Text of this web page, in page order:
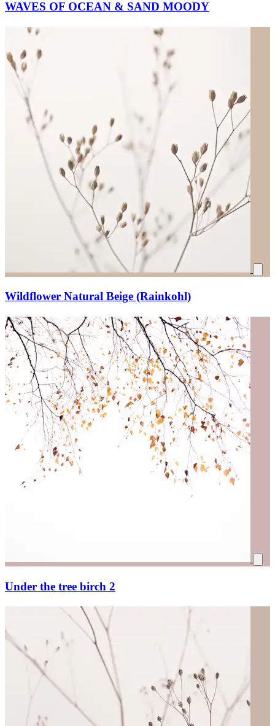
WAVES OF OCEAN & SAND MOODY
Wildflower Natural Beige (Rainkohl)
Under the tree birch 2